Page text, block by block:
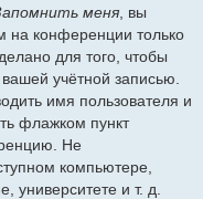
меня , вы
на конференции только
для того, чтобы
учётной записью.
имя пользователя и
флажком пункт
Не
компьютере,
университете и т. д.